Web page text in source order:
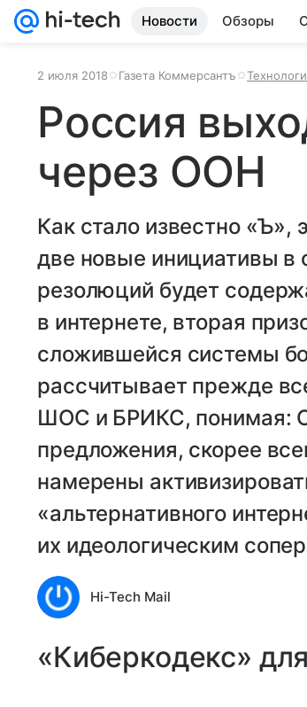
Новости Обзоры
2 июля 2018 Газета Коммерсантъ
Россия
через ООН
Как стало известно
две новые инициативы в
резолюций будет
в интернете, вторая
сложившейся системы
рассчитывает прежде
ШОС и БРИКС, понимая:
предложения, скорее
намерены
«альтернативного
их идеологическим
Hi-Tech Mail
«Киберкодекс»